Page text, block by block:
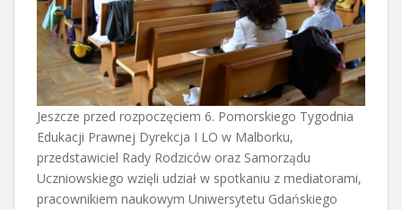
Jeszcze przed rozpoczęciem 6. Pomorskiego Tygodnia
Edukacji Prawnej Dyrekcja I LO w Malborku,
przedstawiciel Rady Rodziców oraz Samorządu
Uczniowskiego wzięli udział w spotkaniu z mediatorami,
pracownikiem naukowym Uniwersytetu Gdańskiego